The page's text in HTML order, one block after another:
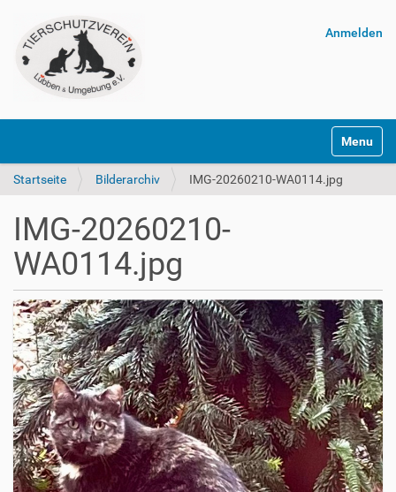
Anmelden
Startseite Bilderarchiv IMG-20260210-WA0114.jpg
IMG-20260210-
WA0114.jpg